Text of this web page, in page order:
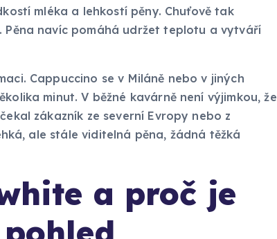
mléka a lehkostí pěny. Chuťově tak
Pěna navíc pomáhá udržet teplotu a vytváří
Cappuccino se v Miláně nebo v jiných
minut. V běžné kavárně není výjimkou, že
zákazník ze severní Evropy nebo z
ale stále viditelná pěna, žádná těžká
a proč je